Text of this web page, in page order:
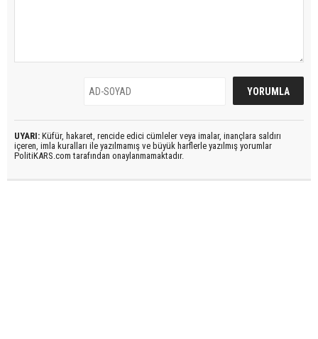
UYARI: Küfür, hakaret, rencide edici cümleler veya imalar, inançlara saldırı
içeren, imla kuralları ile yazılmamış ve büyük harflerle yazılmış yorumlar
PolitiKARS.com tarafından onaylanmamaktadır.